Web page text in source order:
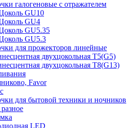
галогеновые с отражателем
GU10
GU4
GU5.35
GU5.3
для прожекторов линейные
двухцокольная Т5(G5)
двухцокольная Т8(G13)
Favor
для бытовой техники и ночников
LED